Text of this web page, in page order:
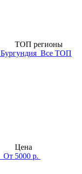
ТОП регионы
Бургундия Все ТОП
Цена
От 5000 р.